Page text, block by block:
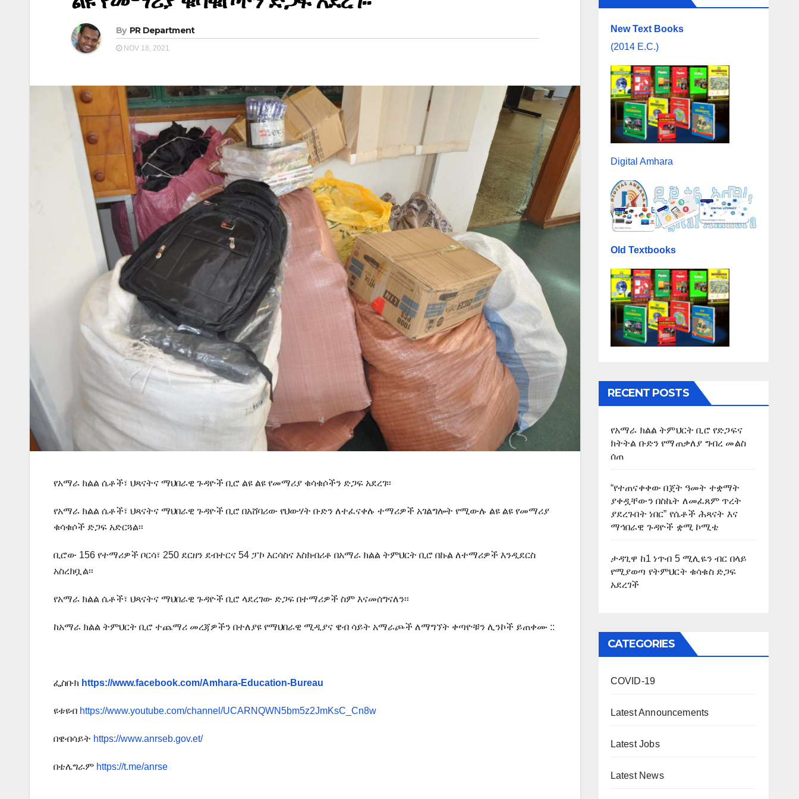
By PR Department
NOV 18, 2021
የአማራ ክልል ሴቶች፣ ህጻናትና ማህበራዊ ጉዳዮች ቢሮ ልዩ ልዩ የመማሪያ ቁሳቁሶችን ድጋፍ አደረገ፡፡
የአማራ ክልል ሴቶች፣ ህጻናትና ማህበራዊ ጉዳዮች ቢሮ በአሸባሪው የህውሃት ቡድን ለተፈናቀሉ ተማሪዎች አገልግሎት የሚውሉ ልዩ ልዩ የመማሪያ
ቁሳቁሶች ድጋፍ አድርጓል፡፡
ቢሮው 156 የተማሪዎች ቦርሳ፣ 250 ደርዘን ደብተርና 54 ፓኮ እርሳስና እስክብሪቶ በአማራ ክልል ትምህርት ቢሮ በኩል ለተማሪዎች እንዲደርስ
አስረክቧል፡፡
የአማራ ክልል ሴቶች፣ ህጻናትና ማህበራዊ ጉዳዮች ቢሮ ላደረገው ድጋፍ በተማሪዎች ስም እናመሰግናለን፡፡
ከአማራ ክልል ትምህርት ቢሮ ተጨማሪ መረጃዎችን በተለያዩ የማህበራዊ ሚዲያና ዌብ ሳይት አማራጮች ለማግኘት ቀጣዮቹን ሊንኮች ይጠቀሙ ::
ፌስቡክ https://www.facebook.com/Amhara-Education-Bureau
ዩቱዩብ https://www.youtube.com/channel/UCARNQWN5bm5z2JmKsC_Cn8w
በዌብሳይት https://www.anrseb.gov.et/
በቴሌግራም https://t.me/anrse
New Text Books
(2014 E.C.)
Digital Amhara
Old Textbooks
RECENT POSTS
የአማራ ክልል ትምህርት ቢሮ የድጋፍና
ክትትል ቡድን የማጠቃለያ ግብረ መልስ
ሰጠ
“የተጠናቀቀው በጀት ዓመት ተቋማት
ያቀዷቸውን በስኬት ለመፈጸም ጥረት
ያደረጉበት ነበር” የሴቶች ሕጻናት እና
ማኅበራዊ ጉዳዮች ቋሚ ኮሚቴ
ታዳጊዋ ከ1 ነጥብ 5 ሚሊዬን ብር በላይ
የሚያወጣ የትምህርት ቁሳቁስ ድጋፍ
አደረገች
CATEGORIES
COVID-19
Latest Announcements
Latest Jobs
Latest News